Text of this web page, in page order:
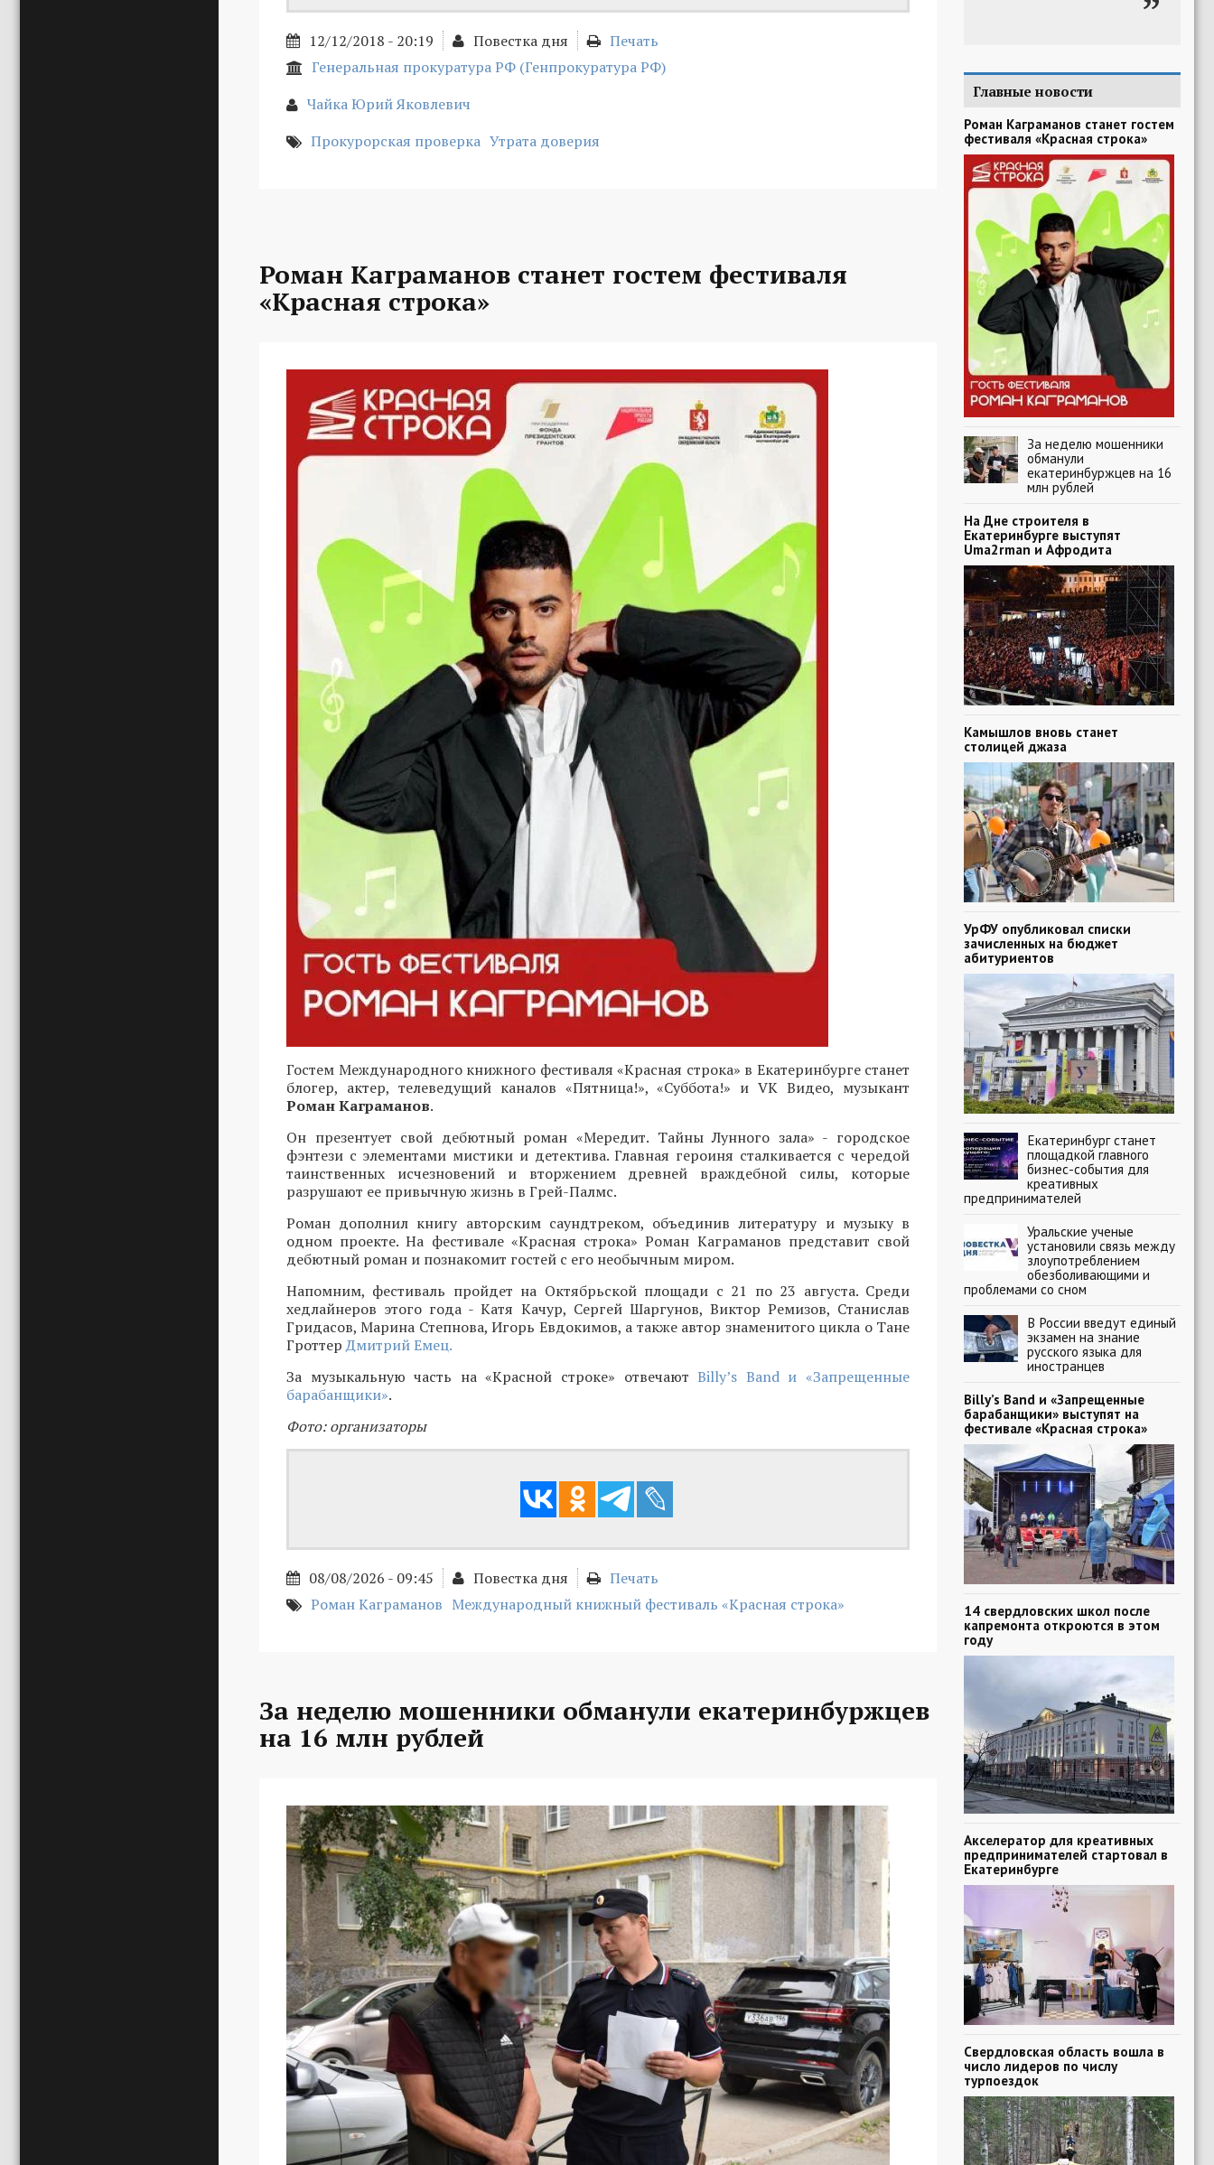
12/12/2018 - 20:19 Повестка дня
Печать
Генеральная прокуратура РФ (Генпрокуратура РФ)
Чайка Юрий Яковлевич
Прокурорская проверка Утрата доверия
Роман Каграманов станет гостем фестиваля
«Красная строка»
Гостем Международного книжного фестиваля «Красная строка» в Екатеринбурге станет
блогер, актер, телеведущий каналов «Пятница!», «Суббота!» и VK Видео, музыкант
Роман Каграманов.
Он презентует свой дебютный роман «Мередит. Тайны Лунного зала» - городское
фэнтези с элементами мистики и детектива. Главная героиня сталкивается с чередой
таинственных исчезновений и вторжением древней враждебной силы, которые
разрушают ее привычную жизнь в Грей-Палмс.
Роман дополнил книгу авторским саундтреком, объединив литературу и музыку в
одном проекте. На фестивале «Красная строка» Роман Каграманов представит свой
дебютный роман и познакомит гостей с его необычным миром.
Напомним, фестиваль пройдет на Октябрьской площади с 21 по 23 августа. Среди
хедлайнеров этого года - Катя Качур, Сергей Шаргунов, Виктор Ремизов, Станислав
Гридасов, Марина Степнова, Игорь Евдокимов, а также автор знаменитого цикла о Тане
ГроттерДмитрий Емец.
За музыкальную часть на «Красной строке» отвечаютBilly’s Band и «Запрещенные
барабанщики».
Фото: организаторы
08/08/2026 - 09:45 Повестка дня
Печать
Роман Каграманов Международный книжный фестиваль «Красная строка»
За неделю мошенники обманули екатеринбуржцев
на 16 млн рублей
Главные новости
Роман Каграманов станет гостем
фестиваля «Красная строка»
За неделю мошенники
обманули
екатеринбуржцев на 16
млн рублей
На Дне строителя в
Екатеринбурге выступят
Uma2rman и Афродита
Камышлов вновь станет
столицей джаза
УрФУ опубликовал списки
зачисленных на бюджет
абитуриентов
Екатеринбург станет
площадкой главного
бизнес-события для
креативных
предпринимателей
Уральские ученые
установили связь между
злоупотреблением
обезболивающими и
проблемами со сном
В России введут единый
экзамен на знание
русского языка для
иностранцев
Billy’s Band и «Запрещенные
барабанщики» выступят на
фестивале «Красная строка»
14 свердловских школ после
капремонта откроются в этом
году
Акселератор для креативных
предпринимателей стартовал в
Екатеринбурге
Свердловская область вошла в
число лидеров по числу
турпоездок